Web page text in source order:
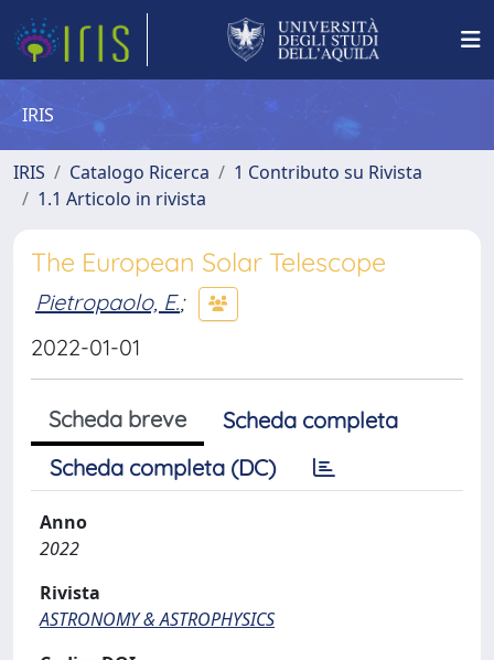
IRIS
IRIS Catalogo Ricerca
1 Contributo su Rivista
1.1 Articolo in rivista
The European Solar Telescope
Pietropaolo, E.;
2022-01-01
Scheda breve
Scheda completa
Scheda completa (DC)
Anno
2022
Rivista
ASTRONOMY & ASTROPHYSICS